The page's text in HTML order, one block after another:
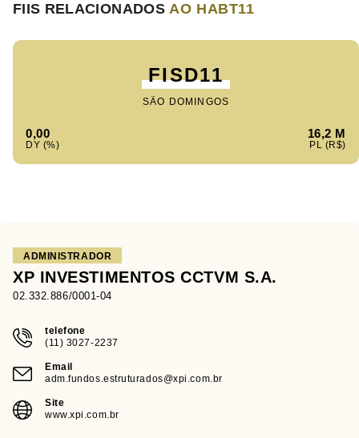
FIIS RELACIONADOSAO HABT11
FISD11
SÃO DOMINGOS
0,00 16,2 M
ADMINISTRADOR
XP INVESTIMENTOS CCTVM S.A.
02.332.886/0001-04
telefone
(11) 3027-2237
Email
adm.fundos.estruturados@xpi.com.br
Site
www.xpi.com.br